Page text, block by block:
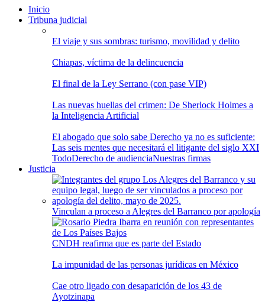
Inicio
Tribuna judicial
El viaje y sus sombras: turismo, movilidad y delito
Chiapas, víctima de la delincuencia
El final de la Ley Serrano (con pase VIP)
Las nuevas huellas del crimen: De Sherlock Holmes a
la Inteligencia Artificial
El abogado que solo sabe Derecho ya no es suficiente:
Las seis mentes que necesitará el litigante del siglo XXI
TodoDerecho de audienciaNuestras firmas
Justicia
Vinculan a proceso a Alegres del Barranco por apología
CNDH reafirma que es parte del Estado
La impunidad de las personas jurídicas en México
Cae otro ligado con desaparición de los 43 de
Ayotzinapa